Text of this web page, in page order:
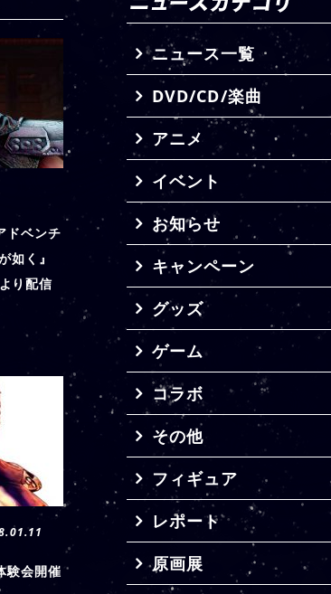
ドベンチ
如く』
り配信
験会開催
ニュース一覧
DVD/CD/楽曲
アニメ
イベント
お知らせ
キャンペーン
グッズ
ゲーム
コラボ
その他
フィギュア
レポート
原画展